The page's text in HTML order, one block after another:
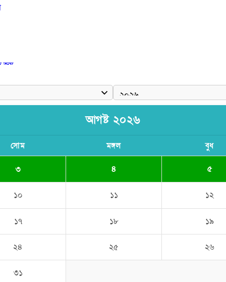
জয়
আগষ্ট ২০২৬
সোম মঙ্গল বুধ
৩ ৪ ৫
১০ ১১ ১২
১৭ ১৮ ১৯
২৪ ২৫ ২৬
৩১